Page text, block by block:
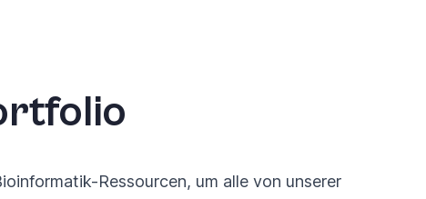
Ressourcen, um alle von unserer